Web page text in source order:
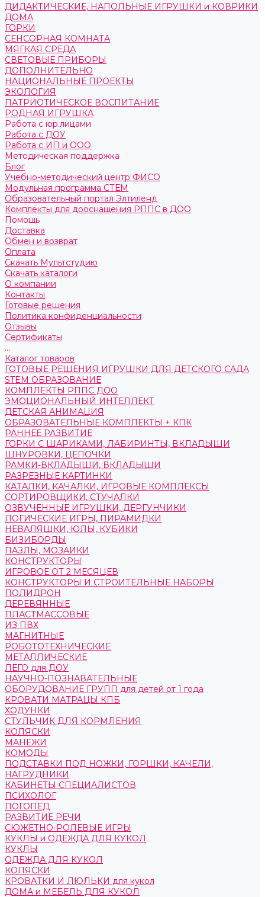
ДИДАКТИЧЕСКИЕ, НАПОЛЬНЫЕ ИГРУШКИ и КОВРИКИ
ДОМА
ГОРКИ
СЕНСОРНАЯ КОМНАТА
МЯГКАЯ СРЕДА
СВЕТОВЫЕ ПРИБОРЫ
ДОПОЛНИТЕЛЬНО
НАЦИОНАЛЬНЫЕ ПРОЕКТЫ
ЭКОЛОГИЯ
ПАТРИОТИЧЕСКОЕ ВОСПИТАНИЕ
РОДНАЯ ИГРУШКА
Работа с юр.лицами
Работа с ДОУ
Работа с ИП и ООО
Методическая поддержка
Блог
Учебно-методический центр ФИСО
Модульная программа СТЕМ
Образовательный портал Элтиленд
Комплекты для дооснащения РППС в ДОО
Помощь
Доставка
Обмен и возврат
Оплата
Скачать Мультстудию
Скачать каталоги
О компании
Контакты
Готовые решения
Политика конфиденциальности
Отзывы
Сертификаты
...
Каталог товаров
ГОТОВЫЕ РЕШЕНИЯ ИГРУШКИ ДЛЯ ДЕТСКОГО САДА
STEM ОБРАЗОВАНИЕ
КОМПЛЕКТЫ РППС ДОО
ЭМОЦИОНАЛЬНЫЙ ИНТЕЛЛЕКТ
ДЕТСКАЯ АНИМАЦИЯ
ОБРАЗОВАТЕЛЬНЫЕ КОМПЛЕКТЫ + КПК
РАННЕЕ РАЗВИТИЕ
ГОРКИ С ШАРИКАМИ, ЛАБИРИНТЫ, ВКЛАДЫШИ
ШНУРОВКИ, ЦЕПОЧКИ
РАМКИ-ВКЛАДЫШИ, ВКЛАДЫШИ
РАЗРЕЗНЫЕ КАРТИНКИ
КАТАЛКИ, КАЧАЛКИ, ИГРОВЫЕ КОМПЛЕКСЫ
СОРТИРОВЩИКИ, СТУЧАЛКИ
ОЗВУЧЕННЫЕ ИГРУШКИ, ДЕРГУНЧИКИ
ЛОГИЧЕСКИЕ ИГРЫ, ПИРАМИДКИ
НЕВАЛЯШКИ, ЮЛЫ, КУБИКИ
БИЗИБОРДЫ
ПАЗЛЫ, МОЗАИКИ
КОНСТРУКТОРЫ
ИГРОВОЕ ОТ 2 МЕСЯЦЕВ
КОНСТРУКТОРЫ И СТРОИТЕЛЬНЫЕ НАБОРЫ
ПОЛИДРОН
ДЕРЕВЯННЫЕ
ПЛАСТМАССОВЫЕ
ИЗ ПВХ
МАГНИТНЫЕ
РОБОТОТЕХНИЧЕСКИЕ
МЕТАЛЛИЧЕСКИЕ
ЛЕГО для ДОУ
НАУЧНО-ПОЗНАВАТЕЛЬНЫЕ
ОБОРУДОВАНИЕ ГРУПП для детей от 1 года
КРОВАТИ МАТРАЦЫ КПБ
ХОДУНКИ
СТУЛЬЧИК ДЛЯ КОРМЛЕНИЯ
КОЛЯСКИ
МАНЕЖИ
КОМОДЫ
ПОДСТАВКИ ПОД НОЖКИ, ГОРШКИ, КАЧЕЛИ,
НАГРУДНИКИ
КАБИНЕТЫ СПЕЦИАЛИСТОВ
ПСИХОЛОГ
ЛОГОПЕД
РАЗВИТИЕ РЕЧИ
СЮЖЕТНО-РОЛЕВЫЕ ИГРЫ
КУКЛЫ и ОДЕЖДА ДЛЯ КУКОЛ
КУКЛЫ
ОДЕЖДА ДЛЯ КУКОЛ
КОЛЯСКИ
КРОВАТКИ И ЛЮЛЬКИ для кукол
ДОМА и МЕБЕЛЬ ДЛЯ КУКОЛ